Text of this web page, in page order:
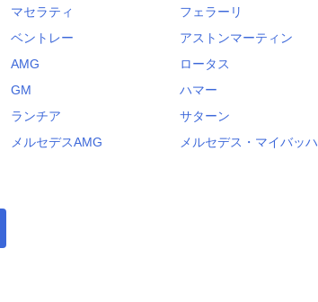
マセラティ
フェラーリ
ベントレー
アストンマーティン
AMG
ロータス
GM
ハマー
ランチア
サターン
メルセデスAMG メルセデス・マイバッハ